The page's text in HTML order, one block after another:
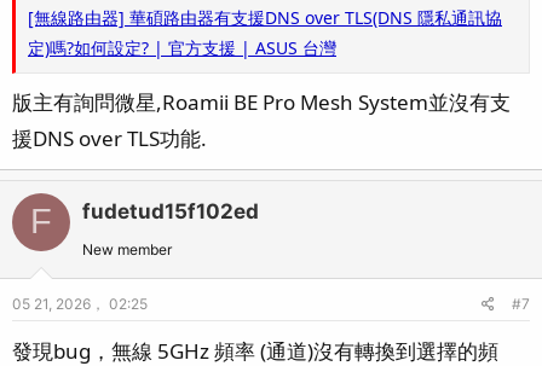
[無線路由器] 華碩路由器有支援DNS over TLS(DNS 隱私通訊協
定)嗎?如何設定? | 官方支援 | ASUS 台灣
版主有詢問微星,Roamii BE Pro Mesh System並沒有支
援DNS over TLS功能.
F fudetud15f102ed
New member
05 21, 2026， 02:25 #7
發現bug，無線 5GHz 頻率 (通道)沒有轉換到選擇的頻